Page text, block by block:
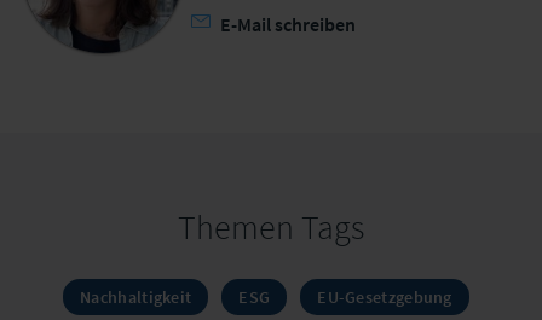
E-Mail schreiben
Themen Tags
Nachhaltigkeit ESG EU-Gesetzgebung